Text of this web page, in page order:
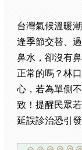
台灣氣候溫暖
逢季節交替、
鼻水，卻沒有
正常的嗎？林
心，若為單側
致！提醒民眾
延誤診治恐引